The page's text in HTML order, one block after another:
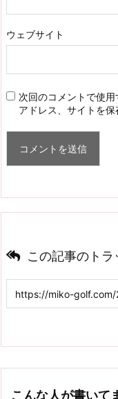
ウェブサイト
次回のコメントで使
アドレス、サイトを保
この記事のト
こんな人が書いて